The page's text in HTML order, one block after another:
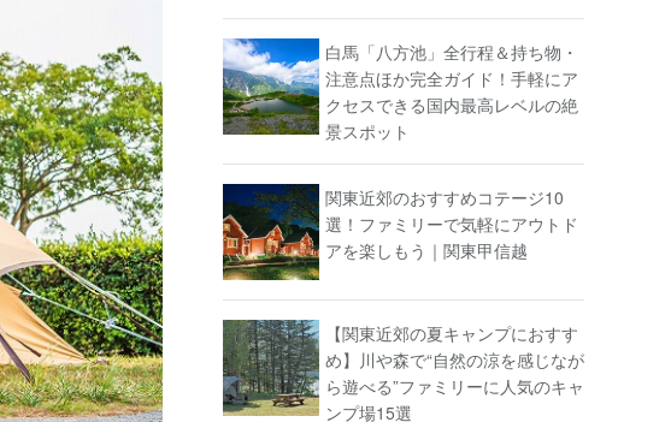
白馬「八方池」全行程＆持ち物・
注意点ほか完全ガイド！手軽にア
クセスできる国内最高レベルの絶
景スポット
関東近郊のおすすめコテージ10
選！ファミリーで気軽にアウトド
アを楽しもう｜関東甲信越
【関東近郊の夏キャンプにおすす
め】川や森で“自然の涼を感じなが
ら遊べる”ファミリーに人気のキャ
ンプ場15選